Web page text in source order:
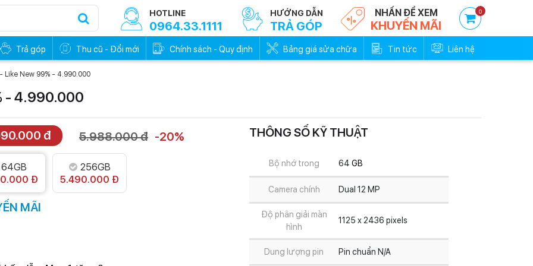
0
NHẤN ĐỂ XEM
KHUYẾN MÃI
HƯỚNG DẪN
TRẢ GÓP
HOTLINE
0964.33.1111
Trả góp Thu cũ - Đổi mới Chính sách - Quy định Bảng giá sửa chữa Tin tức Liên hệ
Like New 99% - 4.990.000
- 4.990.000
0đ - Trả trước
0%
Trả góp 0đ - Trả trước
0%
Trả góp 0đ - Trả trước
đ 5.988.000 đ -20%
64GB
Đ
256GB
5.490.000 Đ
MÃI
THÔNG SỐ KỸ THUẬT
Bộ nhớ trong 64 GB
Camera chính Dual 12 MP
Độ phân giải màn
hình
1125 x 2436 pixels
Dung lượng pin Pin chuẩn N/A